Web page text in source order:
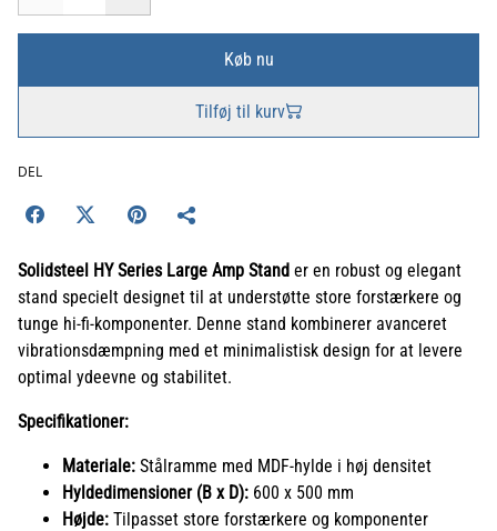
Køb nu
Tilføj til kurv
DEL
Solidsteel HY Series Large Amp Stand er en robust og elegant
stand specielt designet til at understøtte store forstærkere og
tunge hi-fi-komponenter. Denne stand kombinerer avanceret
vibrationsdæmpning med et minimalistisk design for at levere
optimal ydeevne og stabilitet.
Specifikationer:
Materiale: Stålramme med MDF-hylde i høj densitet
Hyldedimensioner (B x D): 600 x 500 mm
Højde: Tilpasset store forstærkere og komponenter